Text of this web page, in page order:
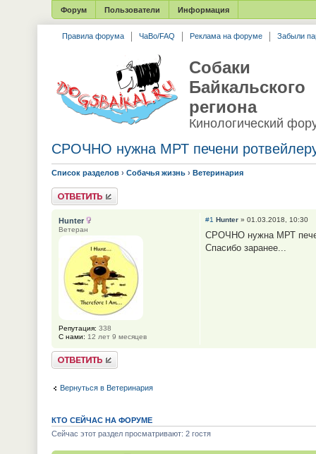
Форум Пользователи Информация
Правила форума ЧаВо/FAQ Реклама на форуме Забыли
Собаки
Байкальского
региона
Кинологический
СРОЧНО нужна МРТ печени
Список разделов › Собачья жизнь › Ветеринария
Ответить
#1 Hunter» 01.03.2018, 10:30
СРОЧНО нужна МРТ
Спасибо заранее...
Hunter
Ветеран
Репутация: 338
С нами: 12 лет 9 месяцев
Ответить
Вернуться в Ветеринария
КТО СЕЙЧАС НА ФОРУМЕ
Сейчас этот раздел просматривают: 2 гостя